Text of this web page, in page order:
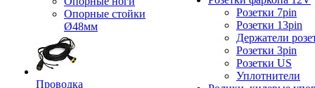
Опорные стойки
Ø48мм
Проводка
Розетки 7pin
Розетки 13pin
Держатели
Розетки 3pin
Розетки US
Уплотнители